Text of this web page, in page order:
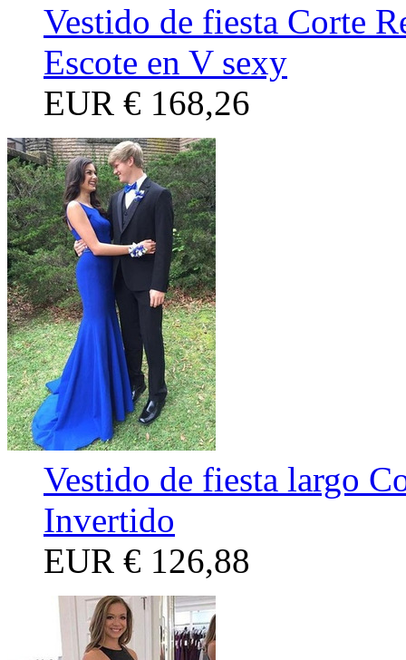
Vestido de fiesta Corte
Escote en V sexy
EUR € 168,26
Vestido de fiesta largo
Invertido
EUR € 126,88